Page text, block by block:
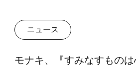
ニュース
モナキ、『すみなすものは